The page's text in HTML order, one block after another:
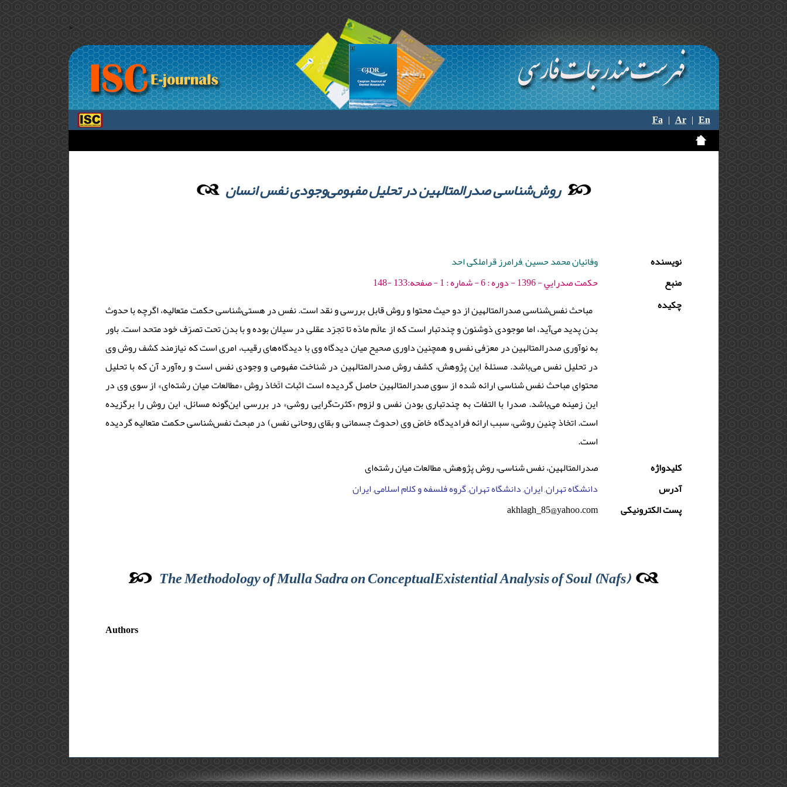
>
Fa|Ar|En
روش‌شناسی صدرالمتالهین در تحلیل مفهومی‌‌وجودی نفس انسان
نویسنده
وفائیان محمد حسین ,فرامرز قراملکی احد
منبع
حكمت صدرايي - 1396 - دوره : 6 - شماره : 1 - صفحه:133 -148
چکیده
مباحث نفس‌شناسی صدرالمتالهین از دو حیث محتوا و روش قابل بررسی و نقد است. نفس در هستی‌شناسی حکمت متعالیه، اگرچه با حدوث
بدن پدید می‌آید، اما موجودی ذوشئون و چندتبار است که از عالَم مادّه تا تجرّد عقلی در سیلان بوده و با بدن تحت تصرّف خود متحد است. باور
به نوآوری صدرالمتالهین در معرّفی نفس و همچنین داوری صحیح میان دیدگاه وی با دیدگاه‌های رقیب، امری است که نیازمند کشف روش وی
در تحلیل نفس می‌باشد. مسئلۀ این پژوهش، کشف روش صدرالمتالهین در شناخت مفهومی و وجودی نفس است و ره‌آورد آن ‌که با تحلیل
محتوای مباحث نفس شناسی ارائه شده از سوی صدرالمتالهین حاصل گردیده است‌ اثبات اتّخاذ روش «مطالعات میان رشته‌ای» از سوی وی در
این زمینه می‌باشد. صدرا با التفات به چندتباری بودن نفس و لزوم «کثرت‌گرایی روشی» در بررسی این‌گونه مسائل، این روش را برگزیده
است. اتخاذ چنین روشی، سبب ارائه فرادیدگاه خاصّ وی (حدوث جسمانی و بقای روحانی نفس) در مبحث نفس‌شناسی حکمت متعالیه گردیده
است.
کلیدواژه
صدرالمتالهین، نفس شناسی، روش پژوهش، مطالعات میان رشته‌ای
آدرس
دانشگاه تهران, ایران, دانشگاه تهران, گروه فلسفه و کلام اسلامی, ایران
پست الکترونیکی
akhlagh_85@yahoo.com
The Methodology of Mulla Sadra on ConceptualExistential Analysis of Soul (Nafs)
Authors